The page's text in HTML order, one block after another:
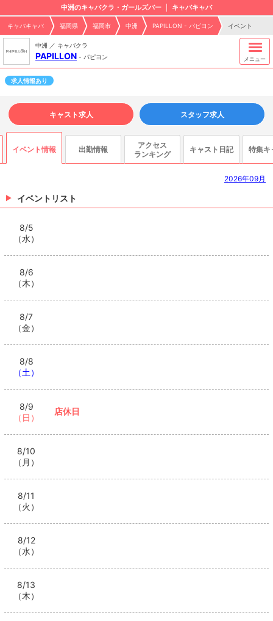
中洲のキャバクラ・ガールズバー キャバキャバ
キャバキャバ 福岡県 福岡市 中洲 PAPILLON - パピヨン イベント
中洲 ／ キャバクラ
PAPILLON - パピヨン メニュー
求人情報あり
キャスト求人 スタッフ求人
イベント情報 出勤情報
アクセス
ランキング
キャスト日記 特集キ
2026年09月
イベントリスト
8/5
（水）
8/6
（木）
8/7
（金）
8/8
（土）
8/9
（日）
店休日
8/10
（月）
8/11
（火）
8/12
（水）
8/13
（木）